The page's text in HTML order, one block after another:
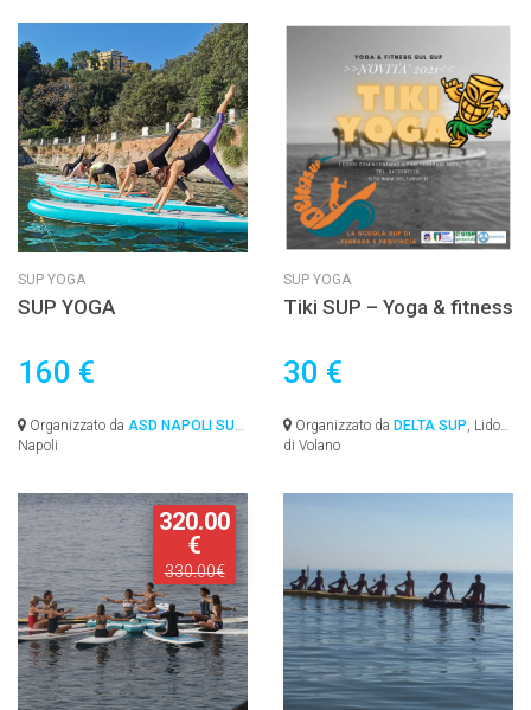
SUP YOGA
SUP YOGA
160 €
Organizzato da ASD NAPOLI SUP
Napoli
SUP YOGA
Tiki SUP – Yoga & fitness
30 €
Organizzato da DELTA SUP, Lido
di Volano
320.00
€
330.00€